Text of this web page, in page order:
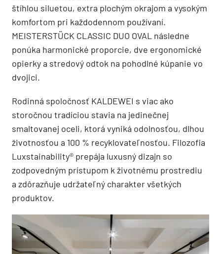
štíhlou siluetou, extra plochým okrajom a vysokým
komfortom pri každodennom používaní.
MEISTERSTÜCK CLASSIC DUO OVAL následne
ponúka harmonické proporcie, dve ergonomické
opierky a stredový odtok na pohodlné kúpanie vo
dvojici.
Rodinná spoločnosť KALDEWEI s viac ako
storočnou tradíciou stavia na jedinečnej
smaltovanej oceli, ktorá vyniká odolnosťou, dlhou
životnosťou a 100 % recyklovateľnosťou. Filozofia
Luxstainability® prepája luxusný dizajn so
zodpovedným prístupom k životnému prostrediu
a zdôrazňuje udržateľný charakter všetkých
produktov.